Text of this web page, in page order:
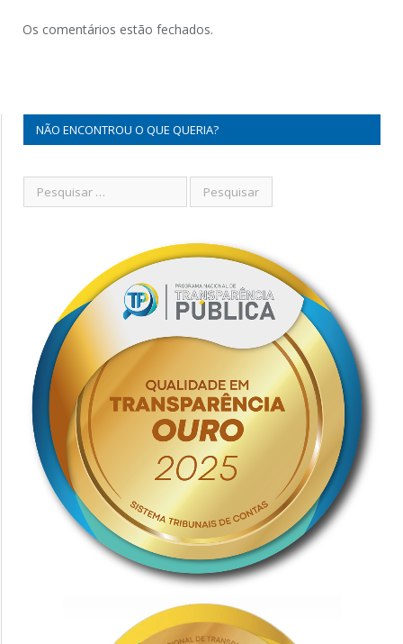
Os comentários estão fechados.
NÃO ENCONTROU O QUE QUERIA?